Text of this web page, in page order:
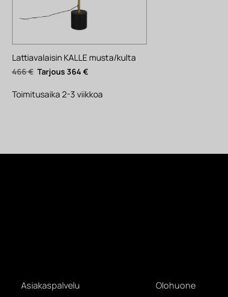
Lattiavalaisin KALLE musta/kulta
466€ Alkuperäinen
hinta
466 €.
364€
364 €.
Toimitusaika 2-3 viikkoa
Asiakaspalvelu Olohuone